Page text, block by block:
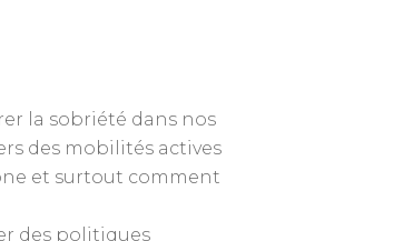
la sobriété dans nos
des mobilités actives
et surtout comment
des politiques